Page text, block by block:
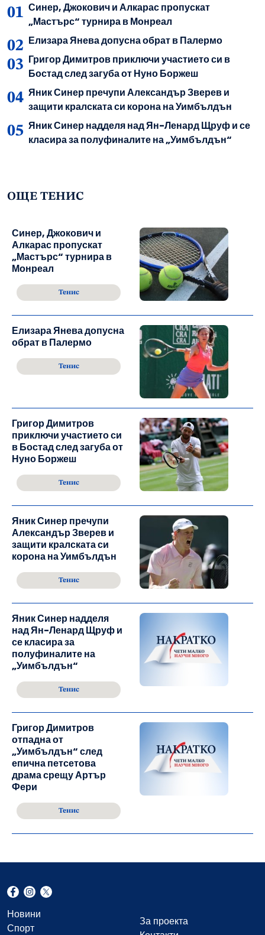
Синер, Джокович и Алкарас пропускат
„Мастърс“ турнира в Монреал
Елизара Янева допусна обрат в Палермо
Григор Димитров приключи участието си в
Бостад след загуба от Нуно Боржеш
Яник Синер пречупи Александър Зверев и
защити кралската си корона на Уимбълдън
Яник Синер надделя над Ян-Ленард Щруф и се
класира за полуфиналите на „Уимбълдън“
ОЩЕ ТЕНИС
Синер, Джокович и
Алкарас пропускат
„Мастърс“ турнира в
Монреал
Тенис
Елизара Янева допусна
обрат в Палермо
Тенис
Григор Димитров
приключи участието си
в Бостад след загуба от
Нуно Боржеш
Тенис
Яник Синер пречупи
Александър Зверев и
защити кралската си
корона на Уимбълдън
Тенис
Яник Синер надделя
над Ян-Ленард Щруф и
се класира за
полуфиналите на
„Уимбълдън“
Тенис
Григор Димитров
отпадна от
„Уимбълдън“ след
епична петсетова
драма срещу Артър
Фери
Тенис
Новини
Спорт
За проекта